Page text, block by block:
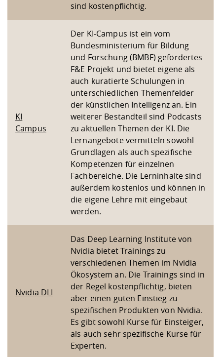
sind kostenpflichtig.
KI
Campus
Der KI-Campus ist ein vom
Bundesministerium für Bildung
und Forschung (BMBF) gefördertes
F&E Projekt und bietet eigene als
auch kuratierte Schulungen in
unterschiedlichen Themenfelder
der künstlichen Intelligenz an. Ein
weiterer Bestandteil sind Podcasts
zu aktuellen Themen der KI. Die
Lernangebote vermitteln sowohl
Grundlagen als auch spezifische
Kompetenzen für einzelnen
Fachbereiche. Die Lerninhalte sind
außerdem kostenlos und können in
die eigene Lehre mit eingebaut
werden.
Nvidia DLI
Das Deep Learning Institute von
Nvidia bietet Trainings zu
verschiedenen Themen im Nvidia
Ökosystem an. Die Trainings sind in
der Regel kostenpflichtig, bieten
aber einen guten Einstieg zu
spezifischen Produkten von Nvidia.
Es gibt sowohl Kurse für Einsteiger,
als auch sehr spezifische Kurse für
Experten.